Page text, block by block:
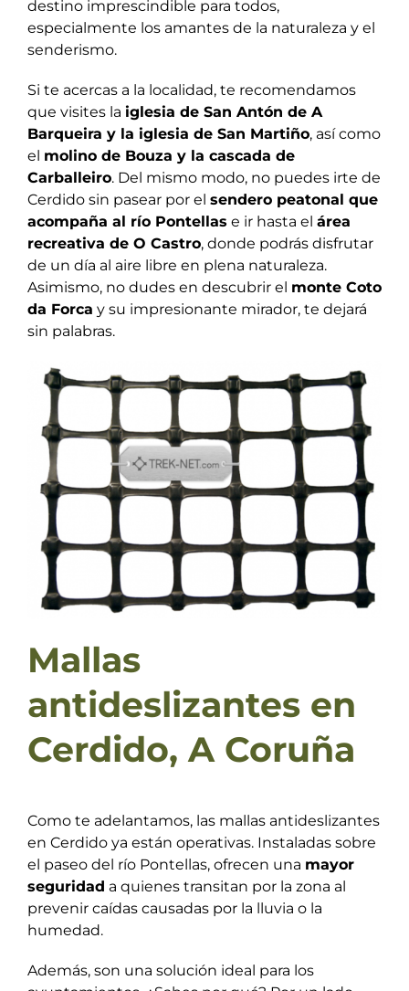
destino imprescindible para todos,
especialmente los amantes de la naturaleza y el
senderismo.
Si te acercas a la localidad, te recomendamos
que visites la iglesia de San Antón de A
Barqueira y la iglesia de San Martiño, así como
el molino de Bouza y la cascada de
Carballeiro. Del mismo modo, no puedes irte de
Cerdido sin pasear por el sendero peatonal que
acompaña al río Pontellas e ir hasta el área
recreativa de O Castro, donde podrás disfrutar
de un día al aire libre en plena naturaleza.
Asimismo, no dudes en descubrir el monte Coto
da Forca y su impresionante mirador, te dejará
sin palabras.
Mallas
antideslizantes en
Cerdido, A Coruña
Como te adelantamos, las mallas antideslizantes
en Cerdido ya están operativas. Instaladas sobre
el paseo del río Pontellas, ofrecen una mayor
seguridad a quienes transitan por la zona al
prevenir caídas causadas por la lluvia o la
humedad.
Además, son una solución ideal para los